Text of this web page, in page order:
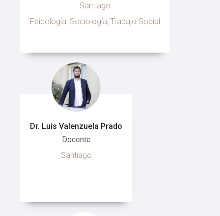
Santiago
Psicología, Sociología, Trabajo Social
Dr. Luis Valenzuela Prado
Docente
Santiago